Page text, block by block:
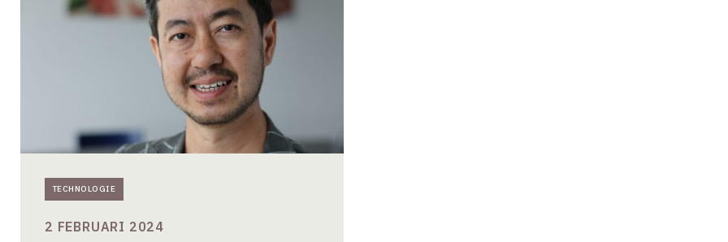
TECHNOLOGIE
stappen
2 FEBRUARI 2024